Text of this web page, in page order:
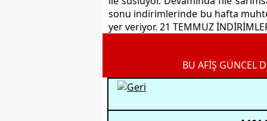
sonu indirimlerinde bu hafta
yer veriyor. 21 TEMMUZ
BU AFİŞ GÜNCEL